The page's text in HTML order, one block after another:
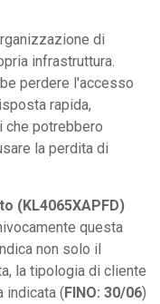
di
infrastruttura.
perdere l'accesso
rapida,
che potrebbero
la perdita di
(KL4065XAPFD)
questa
non solo il
la tipologia di cliente
indicata (FINO: 30/06)